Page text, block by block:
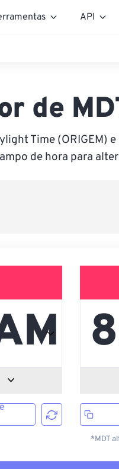
API
de
Time (ORIGEM)
de hora para
*MDT